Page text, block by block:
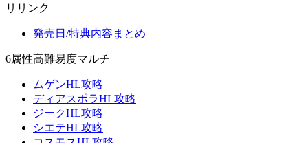
リリンク
発売日/特典内容まとめ
6属性高難易度マルチ
ムゲンHL攻略
ディアスポラHL攻略
ジークHL攻略
シエテHL攻略